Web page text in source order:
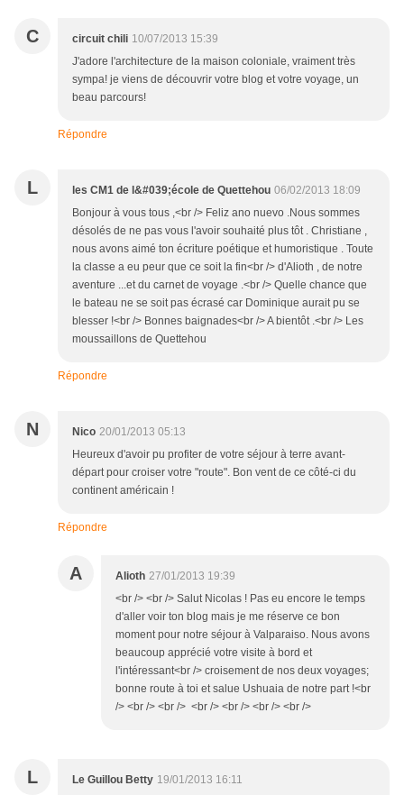
C circuit chili 10/07/2013 15:39
J'adore l'architecture de la maison coloniale, vraiment très
sympa! je viens de découvrir votre blog et votre voyage, un
beau parcours!
Répondre
L les CM1 de l&#039;école de Quettehou 06/02/2013 18:09
Bonjour à vous tous ,<br /> Feliz ano nuevo .Nous sommes
désolés de ne pas vous l'avoir souhaité plus tôt . Christiane ,
nous avons aimé ton écriture poétique et humoristique . Toute
la classe a eu peur que ce soit la fin<br /> d'Alioth , de notre
aventure ...et du carnet de voyage .<br /> Quelle chance que
le bateau ne se soit pas écrasé car Dominique aurait pu se
blesser !<br /> Bonnes baignades<br /> A bientôt .<br /> Les
moussaillons de Quettehou
Répondre
N Nico 20/01/2013 05:13
Heureux d'avoir pu profiter de votre séjour à terre avant-
départ pour croiser votre "route". Bon vent de ce côté-ci du
continent américain !
Répondre
A Alioth 27/01/2013 19:39
<br /> <br /> Salut Nicolas ! Pas eu encore le temps
d'aller voir ton blog mais je me réserve ce bon
moment pour notre séjour à Valparaiso. Nous avons
beaucoup apprécié votre visite à bord et
l'intéressant<br /> croisement de nos deux voyages;
bonne route à toi et salue Ushuaia de notre part !<br
/> <br /> <br /> <br /> <br /> <br /> <br />
L Le Guillou Betty 19/01/2013 16:11